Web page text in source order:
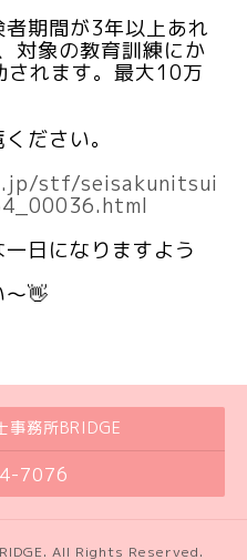
期間が3年以上あれ
対象の教育訓練にか
れます。最大10万
ださい。
stf/seisakunitsui
日になりますよう
～👋
事務所BRIDGE
7076
. All Rights Reserved.